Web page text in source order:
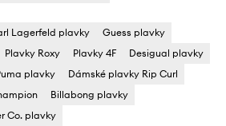
Lagerfeld plavky
Guess plavky
Plavky Roxy Plavky 4F
Desigual plavky
plavky
Dámské plavky Rip Curl
Billabong plavky
Co. plavky